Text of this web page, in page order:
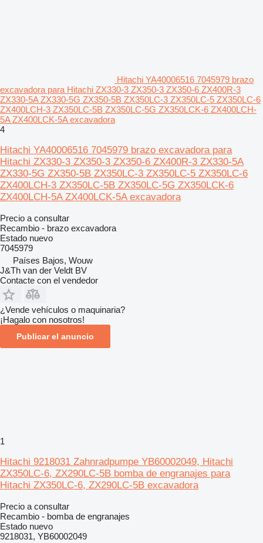
Hitachi YA40006516 7045979 brazo
excavadora para Hitachi ZX330-3 ZX350-3 ZX350-6 ZX400R-3
ZX330-5A ZX330-5G ZX350-5B ZX350LC-3 ZX350LC-5 ZX350LC-6
ZX400LCH-3 ZX350LC-5B ZX350LC-5G ZX350LCK-6 ZX400LCH-
5A ZX400LCK-5A excavadora
4
Hitachi YA40006516 7045979 brazo excavadora para
Hitachi ZX330-3 ZX350-3 ZX350-6 ZX400R-3 ZX330-5A
ZX330-5G ZX350-5B ZX350LC-3 ZX350LC-5 ZX350LC-6
ZX400LCH-3 ZX350LC-5B ZX350LC-5G ZX350LCK-6
ZX400LCH-5A ZX400LCK-5A excavadora
Precio a consultar
Recambio - brazo excavadora
Estado nuevo
7045979
Países Bajos, Wouw
J&Th van der Veldt BV
Contacte con el vendedor
¿Vende vehículos o maquinaria?
¡Hagalo con nosotros!
Publicar el anuncio
1
Hitachi 9218031 Zahnradpumpe YB60002049, Hitachi
ZX350LC-6, ZX290LC-5B bomba de engranajes para
Hitachi ZX350LC-6, ZX290LC-5B excavadora
Precio a consultar
Recambio - bomba de engranajes
Estado nuevo
9218031, YB60002049